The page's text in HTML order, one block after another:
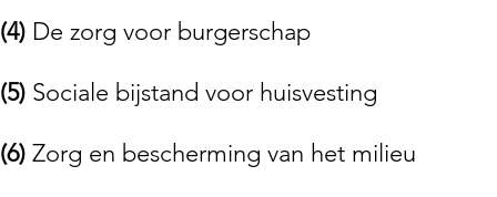
(4) De zorg voor burgerschap
(5) Sociale bijstand voor huisvesting
(6) Zorg en bescherming van het milieu